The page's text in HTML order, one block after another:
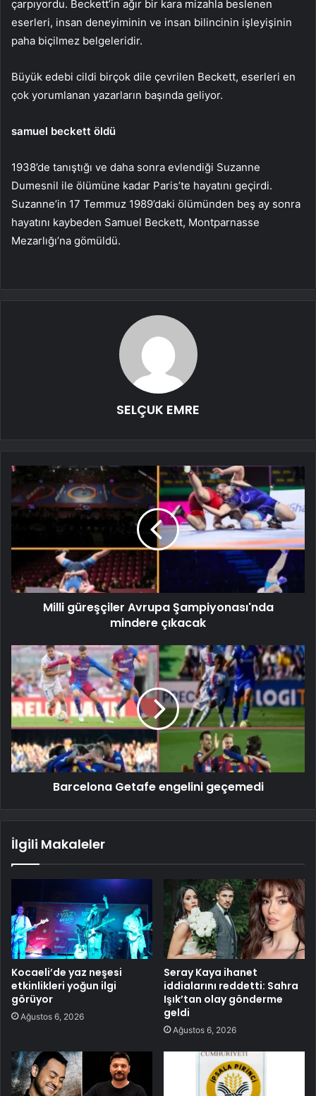
çarpıyordu. Beckett’in ağır bir kara mizahla beslenen
eserleri, insan deneyiminin ve insan bilincinin işleyişinin
paha biçilmez belgeleridir.
Büyük edebi cildi birçok dile çevrilen Beckett, eserleri en
çok yorumlanan yazarların başında geliyor.
samuel beckett öldü
1938’de tanıştığı ve daha sonra evlendiği Suzanne
Dumesnil ile ölümüne kadar Paris’te hayatını geçirdi.
Suzanne’in 17 Temmuz 1989’daki ölümünden beş ay sonra
hayatını kaybeden Samuel Beckett, Montparnasse
Mezarlığı’na gömüldü.
SELÇUK EMRE
Milli güreşçiler Avrupa Şampiyonası'nda
mindere çıkacak
Barcelona Getafe engelini geçemedi
İlgili Makaleler
Kocaeli’de yaz neşesi
etkinlikleri yoğun ilgi
görüyor
Ağustos 6, 2026
Seray Kaya ihanet
iddialarını reddetti: Sahra
Işık’tan olay gönderme
geldi
Ağustos 6, 2026